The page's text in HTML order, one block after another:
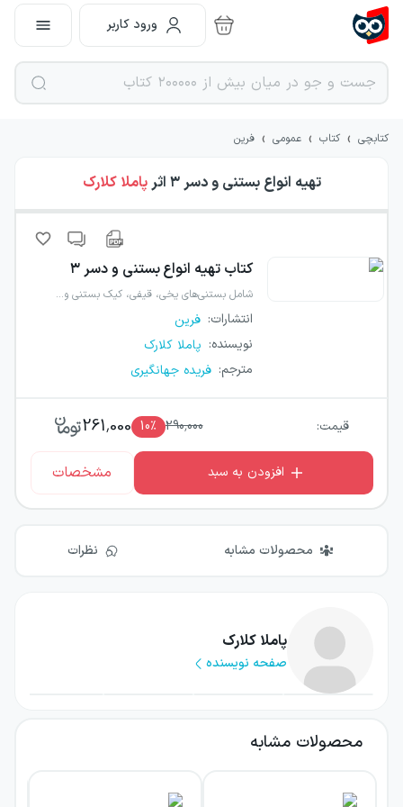
ورود کاربر
کتابچی › کتاب › عمومی › فرین
تهیه انواع بستنی و دسر ۳ اثرپاملا کلارک
کتاب تهیه انواع بستنی و دسر ۳
شامل بستنی‌های یخی، قیفی، کیک بستنی و…
انتشارات: فرین
نویسنده: پاملا کلارک
مترجم: فریده جهانگیری
قیمت: 290,000
10٪ 261,000
افزودن به سبد مشخصات
محصولات مشابه نظرات
پاملا کلارک
صفحه نویسنده
محصولات مشابه